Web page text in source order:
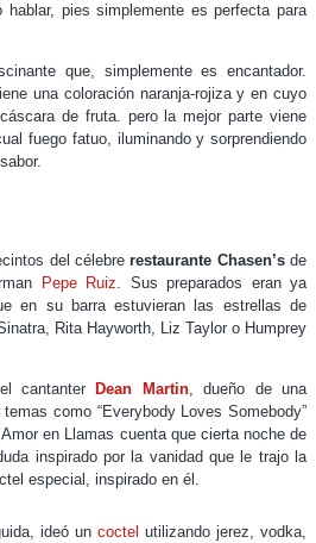
pies simplemente es perfecta para
que, simplemente es encantador.
una coloración naranja-rojiza y en cuyo
de fruta. pero la mejor parte viene
fuego fatuo, iluminando y sorprendiendo
del célebrerestaurante Chasen’sde
Pepe Ruiz . Sus preparados eran ya
en su barra estuvieran las estrellas de
Rita Hayworth, Liz Taylor o Humprey
cantanterDean Martin, dueño de una
como “Everybody Loves Somebody”
en Llamas cuenta que cierta noche de
inspirado por la vanidad que le trajo la
especial, inspirado en él.
ideó uncoctel utilizando jerez, vodka,